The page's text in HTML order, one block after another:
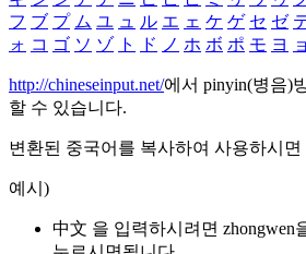
フ ブ プ ム ユ ュ ル エ ェ ケ ゲ セ ゼ
ォ コ ゴ ソ ゾ ト ド ノ ホ ボ ポ モ ヨ ョ
http://chineseinput.net/에서 pinyin(병음)
할 수 있습니다.
변환된 중국어를 복사하여 사용하시면
예시)
中文 을 입력하시려면 zhongwen